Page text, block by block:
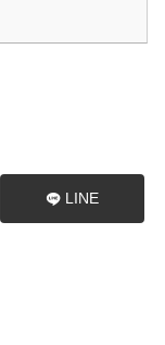
LINE